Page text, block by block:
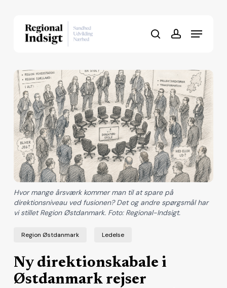
searchaccount
Menu
Region Østdanmark Ledelse
Ny direktionskabale i
Østdanmark rejser
Hvor mange årsværk kommer man til at spare på
direktionsniveau ved fusionen? Det og andre spørgsmål har
vi stillet Region Østdanmark. Foto: Regional-Indsigt.
Close